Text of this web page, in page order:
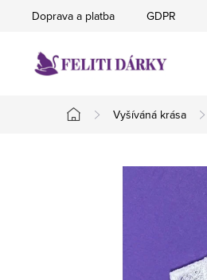
Doprava a platba GDPR
Domů
Vyšíváná krása